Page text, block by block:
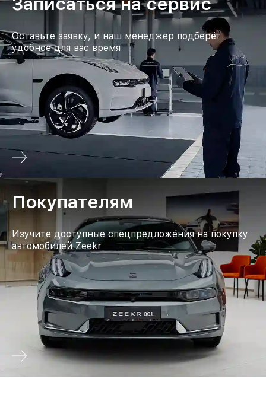
Оставьте заявку, и наш менеджер подберёт
удобное для вас время
Покупателям
Изучите доступные спецпредложения на покупку
автомобилей Zeekr